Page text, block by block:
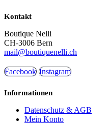
Kontakt
Boutique Nelli
CH-3006 Bern
mail@boutiquenelli.ch
Facebook Instagram
Informationen
Datenschutz & AGB
Mein Konto